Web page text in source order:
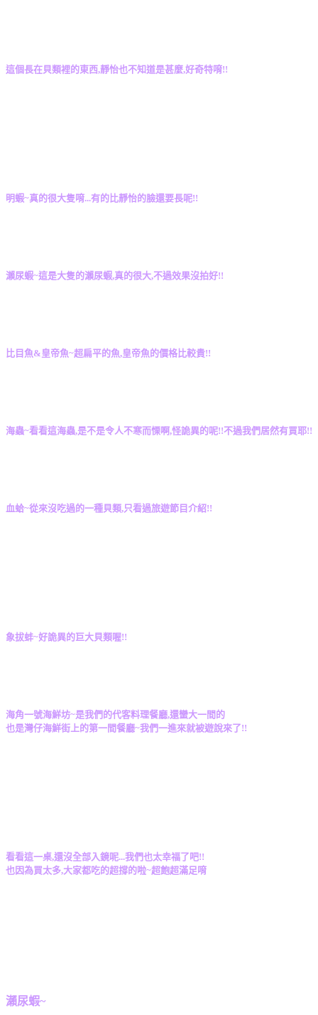
這個長在貝類裡的東西,靜怡也不知道是甚麼,好奇特唷!!
明蝦~真的很大隻唷...有的比靜怡的臉還要長呢!!
瀨尿蝦~這是大隻的瀨尿蝦,真的很大,不過效果沒拍好!!
比目魚&皇帝魚~超扁平的魚,皇帝魚的價格比較貴!!
海蟲~看看這海蟲,是不是令人不寒而慄啊,怪詭異的呢!!不過我們居然有買耶!!
血蛤~從來沒吃過的一種貝類,只看過旅遊節目介紹!!
象拔蚌~好詭異的巨大貝類喔!!
海角一號海鮮坊~是我們的代客料理餐廳,還蠻大一間的
也是灣仔海鮮街上的第一間餐廳~我們一進來就被遊說來了!!
看看這一桌,還沒全部入鏡呢...我們也太幸福了吧!!
也因為買太多,大家都吃的超撐的啦~超飽超滿足唷
瀨尿蝦~